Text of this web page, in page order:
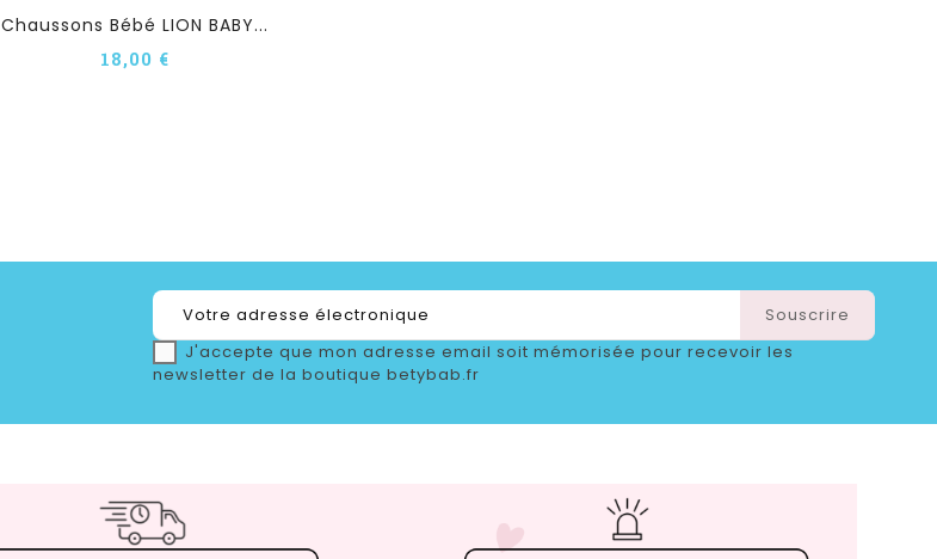
Chaussons Bébé LION BABY...
18,00 €
J'accepte que mon adresse email soit mémorisée pour recevoir les
newsletter de la boutique betybab.fr